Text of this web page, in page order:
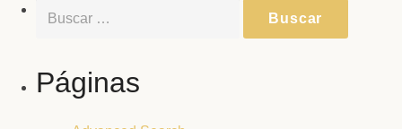
Páginas